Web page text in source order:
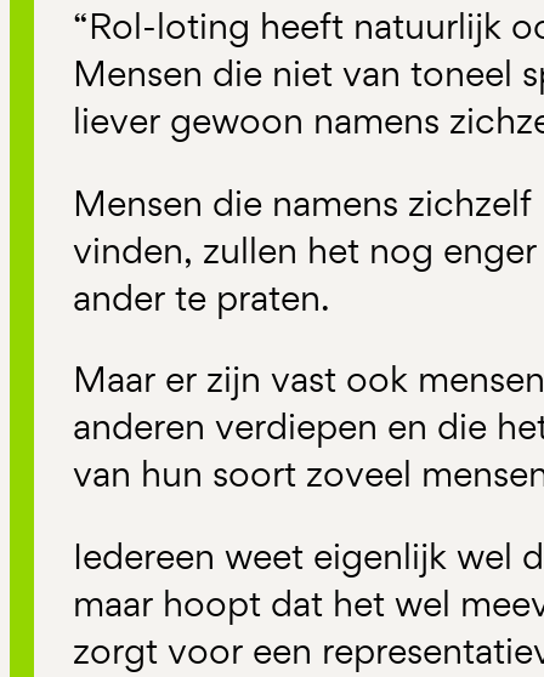
“Rol-loting heeft natuurlijk
Mensen die niet van toneel
liever gewoon namens
Mensen die namens
vinden, zullen het nog
ander te praten.
Maar er zijn vast ook
anderen verdiepen en die
van hun soort zoveel
Iedereen weet eigenlijk wel
maar hoopt dat het wel
zorgt voor een